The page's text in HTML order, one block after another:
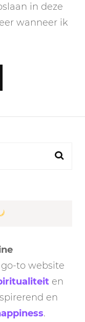
in deze
wanneer ik
to website
en
en
.